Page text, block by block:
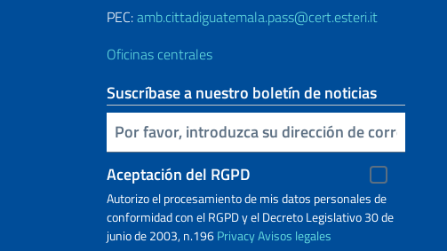
PEC:amb.cittadiguatemala.pass@cert.esteri.it
Oficinas centrales
Suscríbase a nuestro boletín de noticias
Inserta tu correo electronico
Aceptación del RGPD
Autorizo ​​el procesamiento de mis datos personales de
conformidad con el RGPD y el Decreto Legislativo 30 de
junio de 2003, n.196PrivacyAvisos legales